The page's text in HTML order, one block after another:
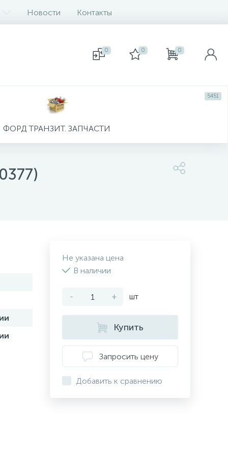
Новости Контакты
0 0 0
ФОРД ТРАНЗИТ. ЗАПЧАСТИ
5451
Не указана цена
В наличии
- + шт
Купить
Запросить цену
Добавить к сравнению